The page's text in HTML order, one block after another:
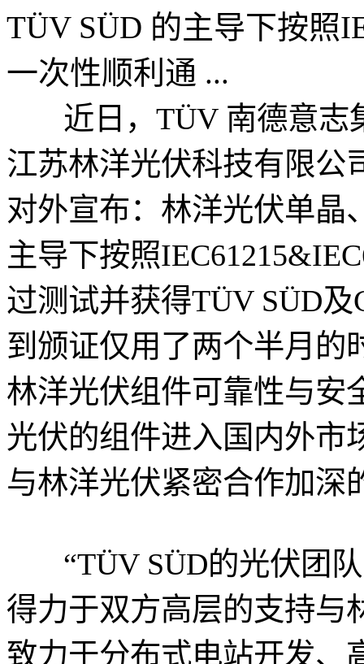
TÜV SÜD 的主导下按照
一次性顺利通 ...
近日，TÜV 南德意志
江苏林洋光伏科技有限公
对外宣布：林洋光伏单晶
主导下按照
过测试并获得TÜV SÜD
到颁证仅用了两个半月的
林洋光伏组件可靠性与安
光伏的组件进入国内外市
与林洋光伏紧密合作加深
“TÜV SÜD的光伏团
得力于双方高层的支持与
致力于分布式电站开发、